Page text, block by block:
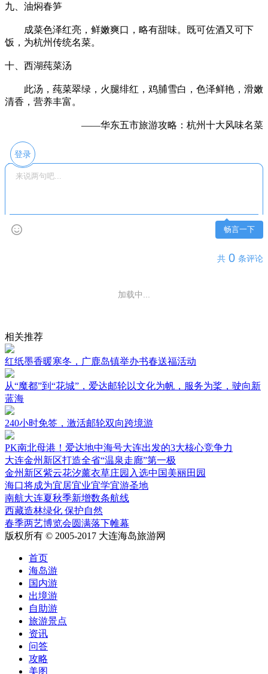
九、油焖春笋
成菜色泽红亮，鲜嫩爽口，略有甜味。既可佐酒又可下
饭，为杭州传统名菜。
十、西湖莼菜汤
此汤，莼菜翠绿，火腿绯红，鸡脯雪白，色泽鲜艳，滑嫩
清香，营养丰富。
——华东五市旅游攻略：杭州十大风味名菜
登录
畅言一下
共 0 条评论
加载中...
相关推荐
红纸墨香暖寒冬，广鹿岛镇举办书春送福活动
从“魔都”到“花城”，爱达邮轮以文化为帆，服务为桨，驶向新
蓝海
240小时免签，激活邮轮双向跨境游
PK南北母港！爱达地中海号大连出发的3大核心竞争力
大连金州新区打造全省“温泉走廊”第一极
金州新区紫云花汐薰衣草庄园入选中国美丽田园
海口将成为宜居宜业宜学宜游圣地
南航大连夏秋季新增数条航线
西藏造林绿化 保护自然
春季两艺博览会圆满落下帷幕
版权所有 © 2005-2017 大连海岛旅游网
首页
海岛游
国内游
出境游
自助游
旅游景点
资讯
问答
攻略
美图